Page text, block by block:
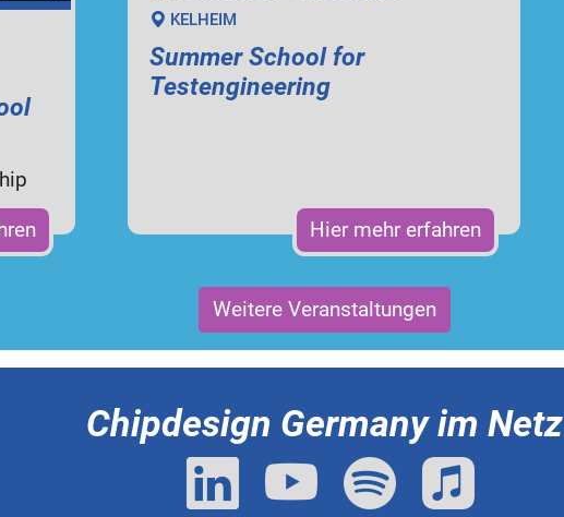
KELHEIM
Summer School for
Testengineering
Hier mehr erfahren
Weitere Veranstaltungen
Chipdesign Germany im Netz